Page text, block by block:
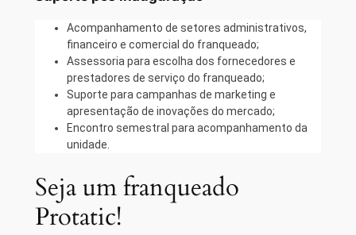
Acompanhamento de setores administrativos,
financeiro e comercial do franqueado;
Assessoria para escolha dos fornecedores e
prestadores de serviço do franqueado;
Suporte para campanhas de marketing e
apresentação de inovações do mercado;
Encontro semestral para acompanhamento da
unidade.
Seja um franqueado
Protatic!